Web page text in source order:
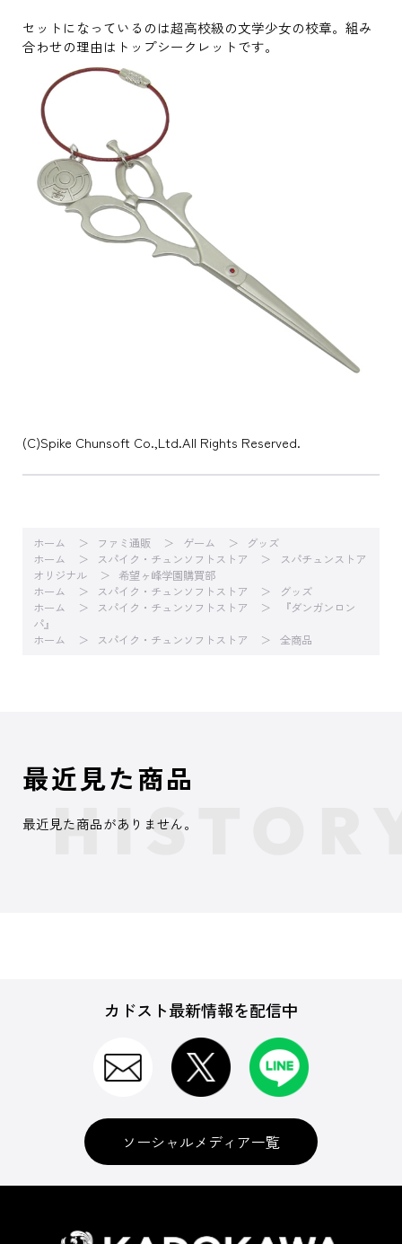
セットになっているのは超高校級の文学少女の校章。組み
合わせの理由はトップシークレットです。
(C)Spike Chunsoft Co.,Ltd.All Rights Reserved.
ホーム ファミ通販 ゲーム
グッズ
ホーム
スパイク・チュンソフトストア
スパチュンストア
オリジナル
希望ヶ峰学園購買部
ホーム
スパイク・チュンソフトストア
グッズ
ホーム
スパイク・チュンソフトストア
『ダンガンロン
パ』
ホーム
スパイク・チュンソフトストア 全商品
最近見た商品
最近見た商品がありません。
カドスト最新情報を配信中
ソーシャルメディア一覧